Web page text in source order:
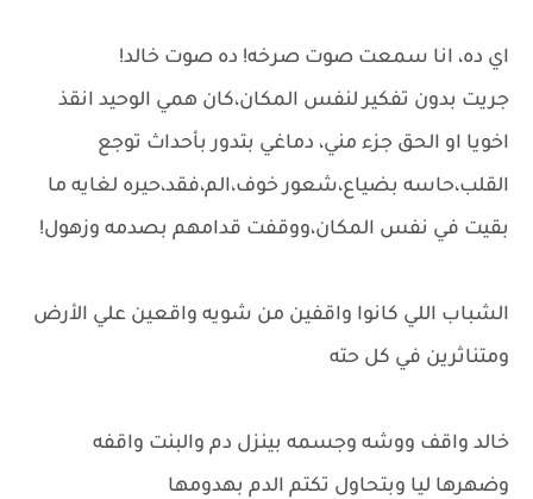
اي ده، انا سمعت صوت صرخه! ده صوت خالد!
جريت بدون تفكير لنفس المكان،كان همي الوحيد انقذ
اخويا او الحق جزء مني، دماغي بتدور بأحداث توجع
القلب،حاسه بضياع،شعور خوف،الم،فقد،حيره لغايه ما
بقيت في نفس المكان،ووقفت قدامهم بصدمه وزهول!
الشباب اللي كانوا واقفين من شويه واقعين علي الأرض
ومتناثرين في كل حته
خالد واقف ووشه وجسمه بينزل دم والبنت واقفه
وضهرها ليا وبتحاول تكتم الدم بهدومها